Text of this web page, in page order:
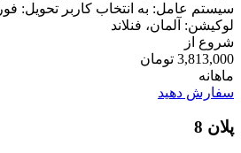
سیستم عامل: به انتخاب کاربر تحویل:
لوکیشن: آلمان، فنلاند
شروع از
3,813,000 تومان
ماهانه
سفارش دهید
پلان 8